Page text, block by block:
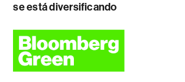
se está diversificando